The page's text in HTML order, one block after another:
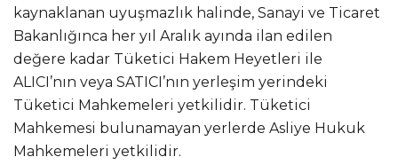
kaynaklanan uyuşmazlık halinde, Sanayi ve Ticaret
Bakanlığınca her yıl Aralık ayında ilan edilen
değere kadar Tüketici Hakem Heyetleri ile
ALICI’nın veya SATICI’nın yerleşim yerindeki
Tüketici Mahkemeleri yetkilidir. Tüketici
Mahkemesi bulunamayan yerlerde Asliye Hukuk
Mahkemeleri yetkilidir.